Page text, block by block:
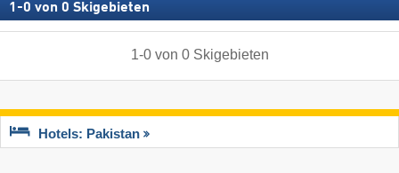
1 -0 von 0 Skigebieten
1-0von 0 Skigebieten
Hotels: Pakistan